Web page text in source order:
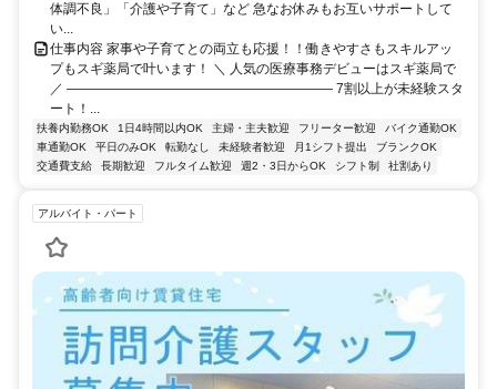
体調不良」「介護や子育て」など 急なお休みもお互いサポートして
い...
仕事内容 家事や子育てとの両立も応援！！働きやすさもスキルアッ
プもスギ薬局で叶います！ ＼ 人気の医療事務デビューはスギ薬局で
／ ―――――――――――――――――――― 7割以上が未経験スタ
ート！...
扶養内勤務OK 1日4時間以内OK 主婦・主夫歓迎 フリーター歓迎
バイク通勤OK
車通勤OK
平日のみOK 転勤なし 未経験者歓迎 月1シフト提出
ブランクOK
交通費支給
長期歓迎 フルタイム歓迎 週2・3日からOK シフト制 社割あり
アルバイト・パート